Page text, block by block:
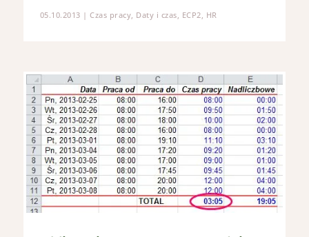
05.10.2013 |Czas pracy, Daty i czas, ECP2, HR